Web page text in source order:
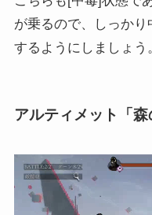
が乗るので、しっか
するようにしましょう
アルティメット「森